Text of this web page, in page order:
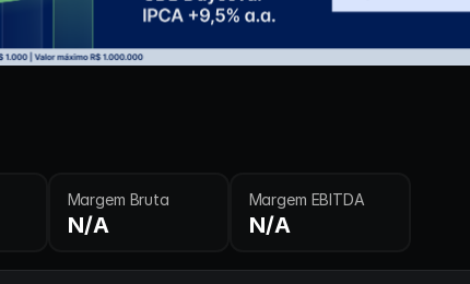
Margem Bruta
N/A
Margem EBITDA
N/A